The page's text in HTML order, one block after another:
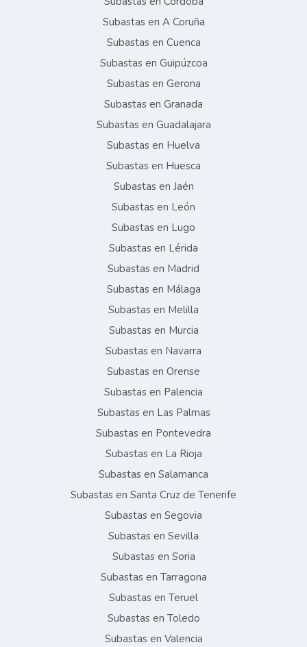
Subastas en A Coruña
Subastas en Cuenca
Subastas en Guipúzcoa
Subastas en Gerona
Subastas en Granada
Subastas en Guadalajara
Subastas en Huelva
Subastas en Huesca
Subastas en Jaén
Subastas en León
Subastas en Lugo
Subastas en Lérida
Subastas en Madrid
Subastas en Málaga
Subastas en Melilla
Subastas en Murcia
Subastas en Navarra
Subastas en Orense
Subastas en Palencia
Subastas en Las Palmas
Subastas en Pontevedra
Subastas en La Rioja
Subastas en Salamanca
Subastas en Santa Cruz de Tenerife
Subastas en Segovia
Subastas en Sevilla
Subastas en Soria
Subastas en Tarragona
Subastas en Teruel
Subastas en Toledo
Subastas en Valencia